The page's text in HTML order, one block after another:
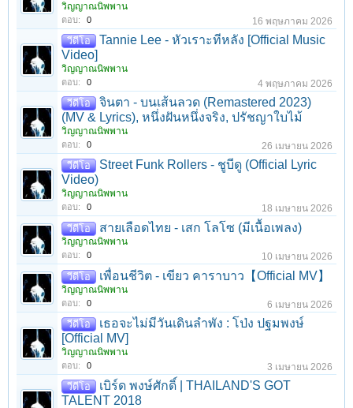
วิญญาณนิพพาน
ตอบ: 0 16 พฤษภาคม 2026
วีดีโอ
Tannie Lee - หัวเราะทีหลัง [Official Music
Video]
วิญญาณนิพพาน
ตอบ: 0 4 พฤษภาคม 2026
วีดีโอ
จินตา - บนเส้นลวด (Remastered 2023)
(MV & Lyrics), หนึ่งฝันหนึ่งจริง, ปรัชญาใบไม้
วิญญาณนิพพาน
ตอบ: 0 26 เมษายน 2026
วีดีโอ
Street Funk Rollers - ชูบีดู (Official Lyric
Video)
วิญญาณนิพพาน
ตอบ: 0 18 เมษายน 2026
วีดีโอ สายเลือดไทย - เสก โลโซ (มีเนื้อเพลง)
วิญญาณนิพพาน
ตอบ: 0 10 เมษายน 2026
วีดีโอ เพื่อนชีวิต - เขียว คาราบาว【Official MV】
วิญญาณนิพพาน
ตอบ: 0 6 เมษายน 2026
วีดีโอ
เธอจะไม่มีวันเดินลำพัง : โป่ง ปฐมพงษ์
[Official MV]
วิญญาณนิพพาน
ตอบ: 0 3 เมษายน 2026
วีดีโอ
เบิร์ด พงษ์ศักดิ์ | THAILAND'S GOT
TALENT 2018